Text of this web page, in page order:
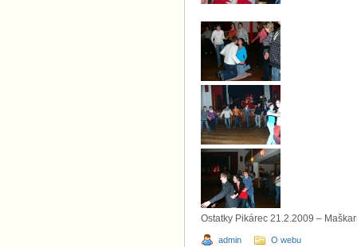
Ostatky Pikárec 21.2.2009 –
admin O webu